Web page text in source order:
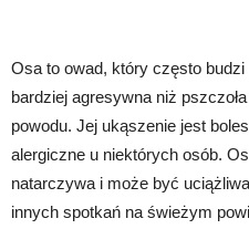
Osa to owad, który często
bardziej agresywna niż
powodu. Jej ukąszenie jest
alergiczne u niektórych osób.
natarczywa i może być
innych spotkań na świeżym